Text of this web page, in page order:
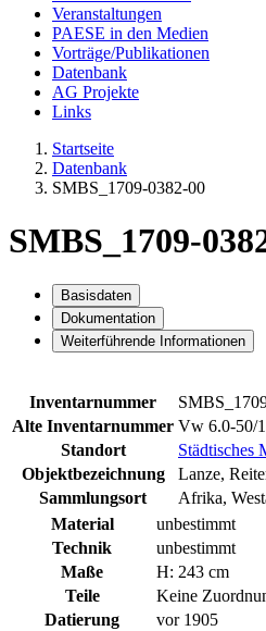
Veranstaltungen
PAESE in den Medien
Vorträge/Publikationen
Datenbank
AG Projekte
Links
Startseite
Datenbank
SMBS_1709-0382-00
SMBS_1709-
Basisdaten
Dokumentation
Weiterführende Informationen
Inventarnummer
Alte Inventarnummer Vw 6.0-50/
Standort
Städtisches
Objektbezeichnung
Lanze,
Sammlungsort
Afrika,
Material
unbestimmt
Technik
unbestimmt
Maße
H: 243 cm
Teile
Keine
Datierung
vor 1905